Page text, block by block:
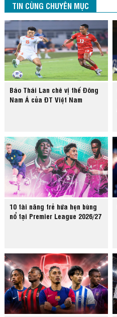
TIN CÙNG CHUYÊN MỤC
Báo Thái Lan chê vị thế Đông
Nam Á của ĐT Việt Nam
10 tài năng trẻ hứa hẹn bùng
nổ tại Premier League 2026/27